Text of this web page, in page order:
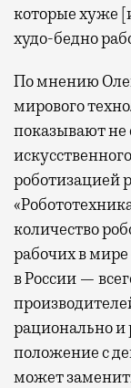
которые хуже
худо-бедно
По мнению
мирового
показывают не
роботизацией
количество
рабочих в мире
в России —
рационально и
положение с
может